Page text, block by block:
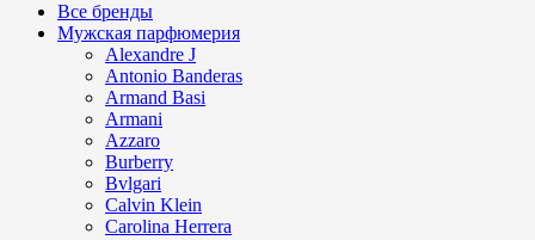
Все бренды
Мужская парфюмерия
Alexandre J
Antonio Banderas
Armand Basi
Armani
Azzaro
Burberry
Bvlgari
Calvin Klein
Carolina Herrera